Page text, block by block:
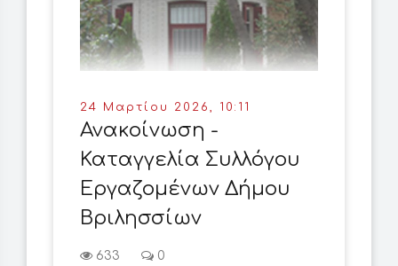
24 Μαρτίου 2026, 10:11
Ανακοίνωση -
Καταγγελία Συλλόγου
Εργαζομένων Δήμου
Βριλησσίων
633 0